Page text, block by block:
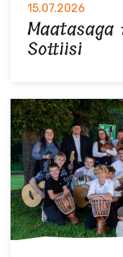
15.07.2026
Sottiisi